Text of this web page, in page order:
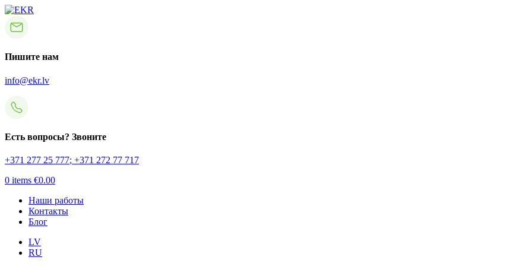
Пишите нам
info@ekr.lv
Есть вопросы? Звоните
+371 277 25 777; +371 272 77 717
0 items €0.00
Наши работы
Контакты
Блог
LV
RU